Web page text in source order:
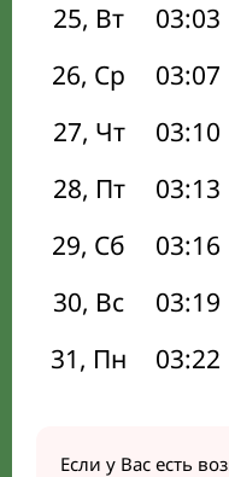
25, Вт
03:03
26, Ср
03:07
27, Чт
03:10
28, Пт
03:13
29, Сб
03:16
30, Вс
03:19
31, Пн
03:22
Если у Вас есть